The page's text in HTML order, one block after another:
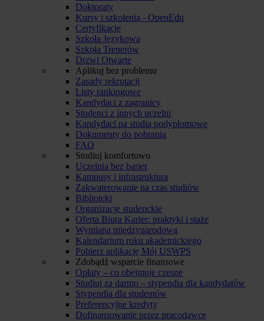
Doktoraty
Kursy i szkolenia - OpenEdu
Certyfikacje
Szkoła Językowa
Szkoła Trenerów
Drzwi Otwarte
Aplikuj bez problemu
Zasady rekrutacji
Listy rankingowe
Kandydaci z zagranicy
Studenci z innych uczelni
Kandydaci na studia podyplomowe
Dokumenty do pobrania
FAQ
Studiuj komfortowo
Uczelnia bez barier
Kampusy i infrastruktura
Zakwaterowanie na czas studiów
Biblioteki
Organizacje studenckie
Oferta Biura Karier: praktyki i staże
Wymiana międzynarodowa
Kalendarium roku akademickiego
Pobierz aplikację Mój USWPS
Zdobądź wsparcie finansowe
Opłaty – co obejmuje czesne
Studiuj za darmo – stypendia dla kandydatów
Stypendia dla studentów
Preferencyjne kredyty
Dofinansowanie przez pracodawcę